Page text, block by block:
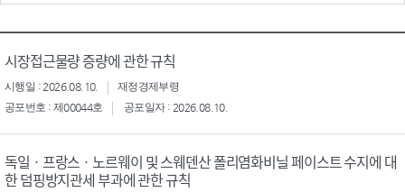
시장접근물량 증량에 관한 규칙
시행일 : 2026.08.10.
재정경제부령
공포번호 : 제00044호
공포일자 : 2026.08.10.
독일ㆍ프랑스ㆍ노르웨이 및 스웨덴산 폴리염화비닐 페이스트 수지에 대
한 덤핑방지관세 부과에 관한 규칙